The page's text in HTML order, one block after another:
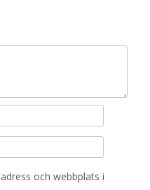
och webbplats i